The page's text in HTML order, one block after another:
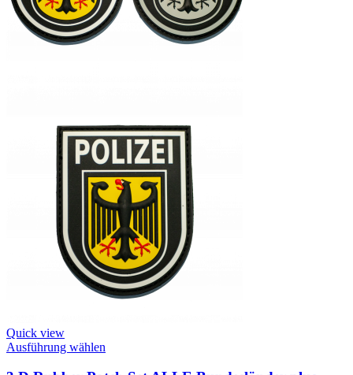
Quick view
Ausführung wählen